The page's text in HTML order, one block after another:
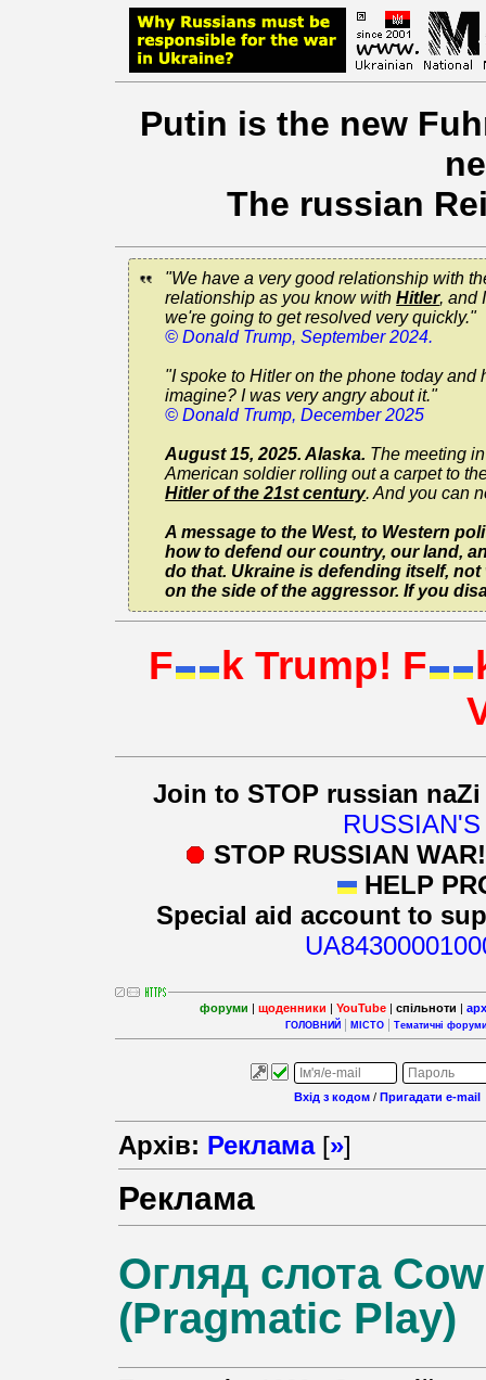
Putin is the new
The russian
"We have a very good relationship with
relationship as you know withHitler, and
we're going to get resolved very quickly."
© Donald Trump, September 2024.
"I spoke to Hitler on the phone today
imagine? I was very angry about it."
© Donald Trump, December 2025
August 15, 2025. Alaska. The meeting
American soldier rolling out a carpet to
Hitler of the 21st century. And you can
A message to the West, to Western
how to defend our country, our land,
do that. Ukraine is defending itself,
on the side of the aggressor. If you
F k Trump! F
Join to STOP russian
STOP RUSSIAN
HELP
Special aid account to
форуми | щоденники | YouTube | спільноти |
ГОЛОВНИЙ МІСТО Тематичні
Вхід з кодом/ Пригадати e-mail
Архів: Реклама[»]
Реклама
Огляд слота
(Pragmatic Play)